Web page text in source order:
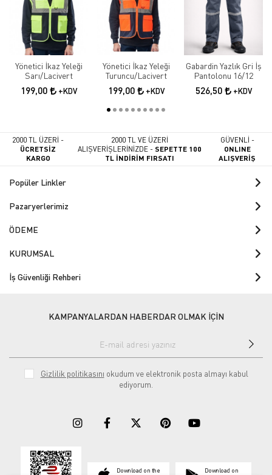
Yönetici İkaz Yeleği
Sarı/Lacivert
199,00 +KDV
Yönetici İkaz Yeleği
Turuncu/Lacivert
199,00 +KDV
Gabardin Yazlık Gri İş
Pantolonu 16/12
526,50 +KDV
2000 TL ÜZERİ -
ÜCRETSİZ
KARGO
2000 TL VE ÜZERİ
ALIŞVERİŞLERİNİZDE -SEPETTE 100
TL İNDİRİM FIRSATI
GÜVENLİ -
ONLINE
ALIŞVERİŞ
Popüler Linkler
Pazaryerlerimiz
ÖDEME
KURUMSAL
İş Güvenliği Rehberi
KAMPANYALARDAN HABERDAR OLMAK İÇİN
Gizlilik politikasını okudum ve elektronik posta almayı kabul
ediyorum.
Download on the Download on